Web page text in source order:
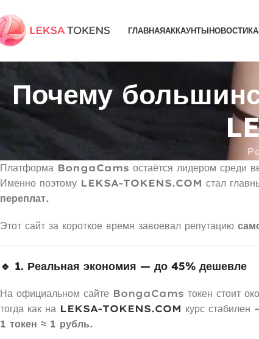
ГЛАВНАЯАККАУНТЫНОВОСТИ
Почему
Платформа BongaCams остаётся лидером среди
Именно поэтому LEKSA-TOKENS.COM стал
переплат.
Этот сайт за короткое время завоевал репутацию
🔹 1. Реальная экономия — до 45% дешевле
На официальном сайте BongaCams токен стоит
тогда как на LEKSA-TOKENS.COM курс стабилен
1 токен ≈ 1 рубль.